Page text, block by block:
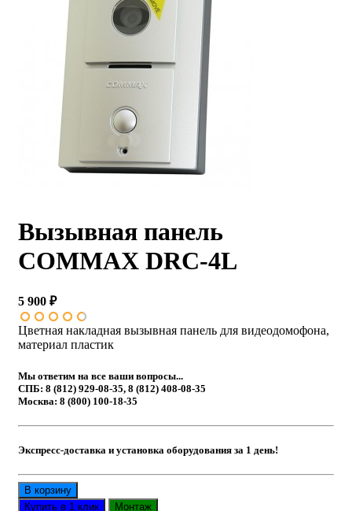
Вызывная панель
COMMAX DRC-4L
5 900 ₽
Цветная накладная вызывная панель для видеодомофона,
материал пластик
Мы ответим на все ваши вопросы...
СПБ: 8 (812) 929-08-35, 8 (812) 408-08-35
Москва: 8 (800) 100-18-35
Экспресс-доставка и установка оборудования за 1 день!